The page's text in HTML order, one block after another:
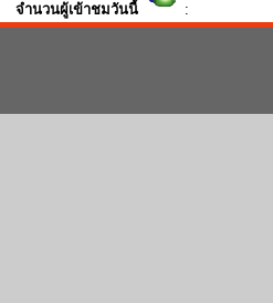
จำนวนผู้เข้าชมวันนี้ :